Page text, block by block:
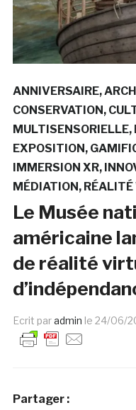
ANNIVERSAIRE
CONSERVATION
MULTISENSORIELLE
EXPOSITION
IMMERSION XR
MÉDIATION
Le Musée
américaine
de réalité
Ecrit paradmin le 24/06/
Partager :